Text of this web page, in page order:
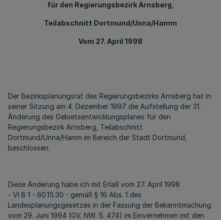
für den Regierungsbezirk Arnsberg,
Teilabschnitt Dortmund/Unna/Hamm
Vom 27. April 1998
Der Bezirksplanungsrat des Regierungsbezirks Arnsberg hat in
seiner Sitzung am 4. Dezember 1997 die Aufstellung der 31.
Änderung des Gebietsentwicklungsplanes für den
Regierungsbezirk Arnsberg, Teilabschnitt
Dortmund/Unna/Hamm im Bereich der Stadt Dortmund,
beschlossen.
Diese Änderung habe ich mit Erlaß vom 27. April 1998
- VI B 1 - 60.15.30 - gemäß § 16 Abs. 1 des
Landesplanungsgesetzes in der Fassung der Bekanntmachung
vom 29. Juni 1994 (GV. NW. S. 474) im Einvernehmen mit den